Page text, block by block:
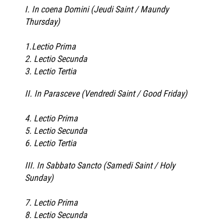
I. In coena Domini (Jeudi Saint / Maundy
Thursday)
1.Lectio Prima
2. Lectio Secunda
3. Lectio Tertia
II. In Parasceve (Vendredi Saint / Good Friday)
4. Lectio Prima
5. Lectio Secunda
6. Lectio Tertia
III. In Sabbato Sancto (Samedi Saint / Holy
Sunday)
7. Lectio Prima
8. Lectio Secunda